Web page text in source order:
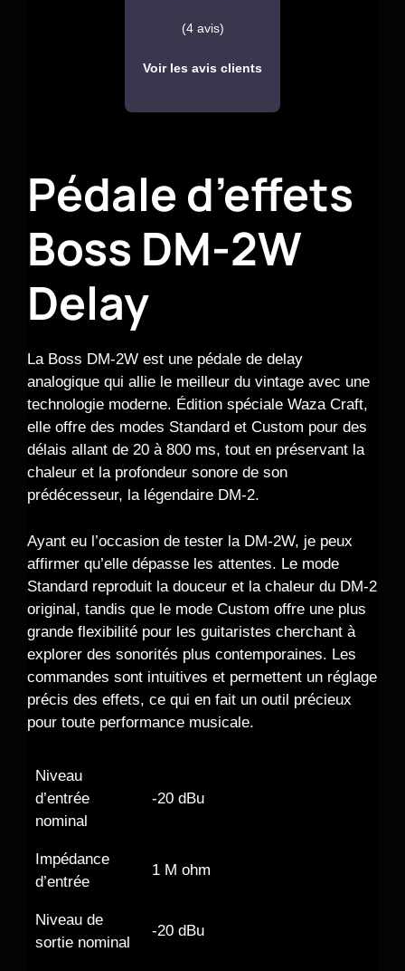
(4 avis)
Voir les avis clients
Pédale d’effets
Boss DM-2W
Delay
La Boss DM-2W est une pédale de delay
analogique qui allie le meilleur du vintage avec une
technologie moderne. Édition spéciale Waza Craft,
elle offre des modes Standard et Custom pour des
délais allant de 20 à 800 ms, tout en préservant la
chaleur et la profondeur sonore de son
prédécesseur, la légendaire DM-2.
Ayant eu l’occasion de tester la DM-2W, je peux
affirmer qu’elle dépasse les attentes. Le mode
Standard reproduit la douceur et la chaleur du DM-2
original, tandis que le mode Custom offre une plus
grande flexibilité pour les guitaristes cherchant à
explorer des sonorités plus contemporaines. Les
commandes sont intuitives et permettent un réglage
précis des effets, ce qui en fait un outil précieux
pour toute performance musicale.
Niveau
d’entrée
nominal
-20 dBu
Impédance
d’entrée
1 M ohm
Niveau de
sortie nominal
-20 dBu